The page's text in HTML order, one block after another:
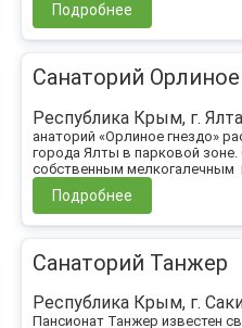
Подробнее
Санаторий
Республика Крым, г.
анаторий «Орлиное гнездо»
города Ялты в парковой
собственным мелкогалечным
Подробнее
Санаторий Танжер
Республика Крым, г.
Пансионат Танжер известен